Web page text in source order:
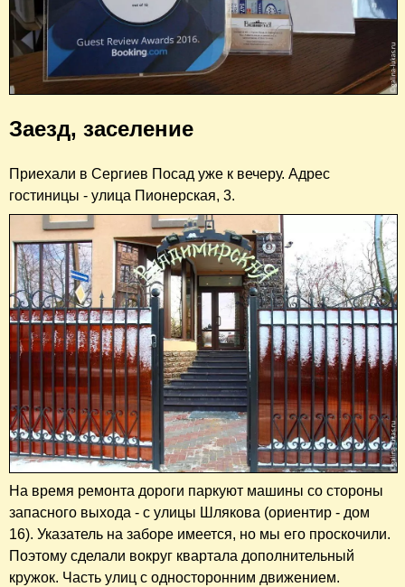
Заезд, заселение
Приехали в Сергиев Посад уже к вечеру. Адрес
гостиницы - улица Пионерская, 3.
На время ремонта дороги паркуют машины со стороны
запасного выхода - с улицы Шлякова (ориентир - дом
16). Указатель на заборе имеется, но мы его проскочили.
Поэтому сделали вокруг квартала дополнительный
кружок. Часть улиц с односторонним движением.